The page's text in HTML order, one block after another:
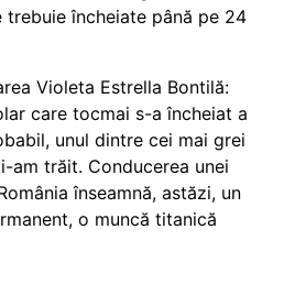
trebuie încheiate până pe 24
Violeta Estrella Bontilă:
care tocmai s-a încheiat a
unul dintre cei mai grei
am trăit. Conducerea unei
înseamnă, astăzi, un
o muncă titanică